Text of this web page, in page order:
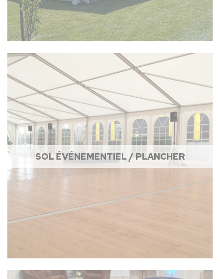
SOL ÉVÉNEMENTIEL / PLANCHER